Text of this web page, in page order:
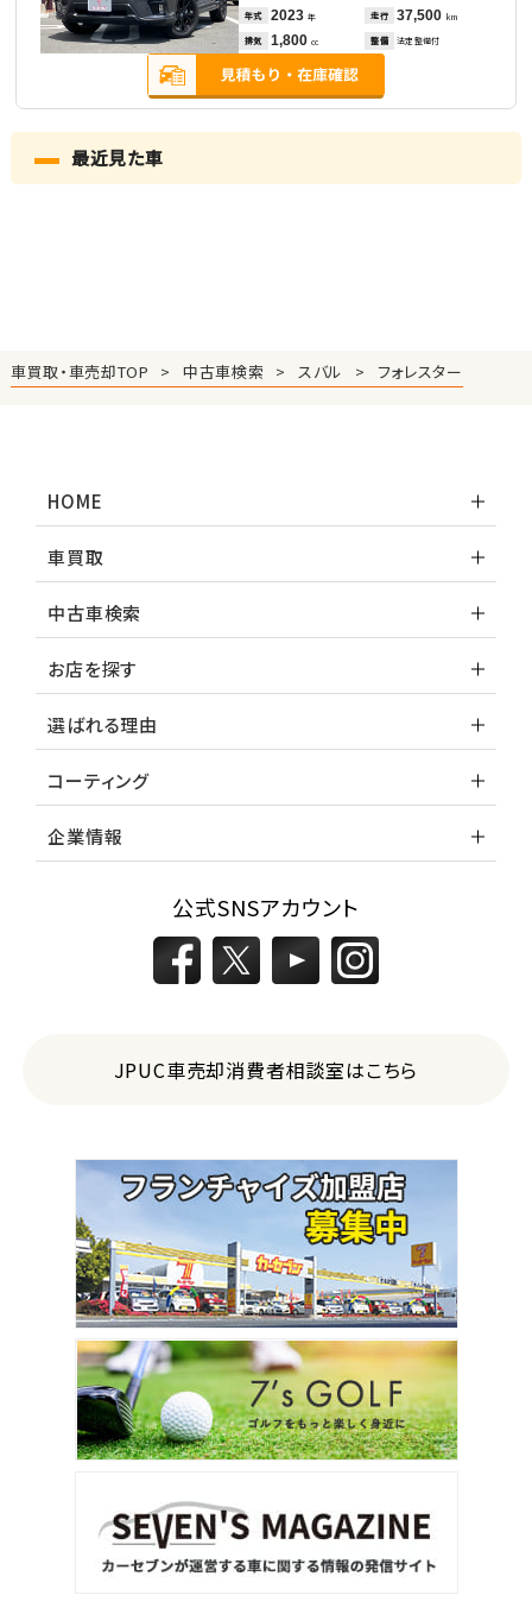
年式 2023 年 走行 37,500 km
排気 1,800 cc 整備 法定整備付
最近見た車
車買取・車売却TOP 中古車検索 スバル フォレスター
HOME
車買取
中古車検索
お店を探す
選ばれる理由
コーティング
企業情報
公式SNSアカウント
JPUC車売却消費者相談室はこちら